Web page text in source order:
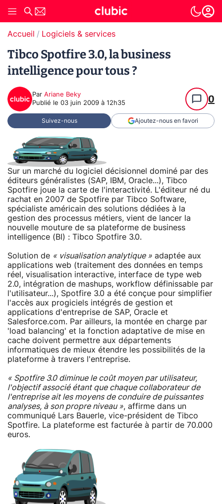
Accueil Logiciels & services
Tibco Spotfire 3.0, la business
intelligence pour tous ?
Par Ariane Beky
Publié le 03 juin 2009 à 12h35 0
Suivez-nous Ajoutez-nous en favori
Sur un marché du logiciel décisionnel dominé par des
éditeurs généralistes (SAP, IBM, Oracle...), Tibco
Spotfire joue la carte de l'interactivité. L'éditeur né du
rachat en 2007 de Spotfire par Tibco Software,
spécialiste américain des solutions dédiées à la
gestion des processus métiers, vient de lancer la
nouvelle mouture de sa plateforme de business
intelligence (BI) : Tibco Spotfire 3.0.
Solution de « visualisation analytique » adaptée aux
applications web (traitement des données en temps
réel, visualisation interactive, interface de type web
2.0, intégration de mashups, workflow définissable par
l'utilisateur...), Spotfire 3.0 a été conçue pour simplifier
l'accès aux progiciels intégrés de gestion et
applications d'entreprise de SAP, Oracle et
Salesforce.com. Par ailleurs, la montée en charge par
'load balancing' et la fonction adaptative de mise en
cache doivent permettre aux départements
informatiques de mieux étendre les possibilités de la
plateforme à travers l'entreprise.
« Spotfire 3.0 diminue le coût moyen par utilisateur,
l'objectif associé étant que chaque collaborateur de
l'entreprise ait les moyens de conduire de puissantes
analyses, à son propre niveau », affirme dans un
communiqué Lars Bauerle, vice-président de Tibco
Spotfire. La plateforme est facturée à partir de 70.000
euros.